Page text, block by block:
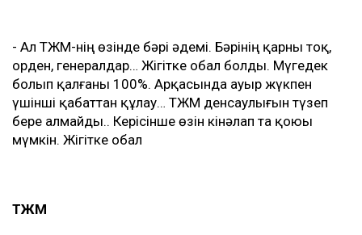
- Ал ТЖМ-нің өзінде бәрі әдемі. Бәрінің қарны тоқ,
орден, генералдар… Жігітке обал болды. Мүгедек
болып қалғаны 100%. Арқасында ауыр жүкпен
үшінші қабаттан құлау… ТЖМ денсаулығын түзеп
бере алмайды.. Керісінше өзін кінәлап та қоюы
мүмкін. Жігітке обал
ТЖМ